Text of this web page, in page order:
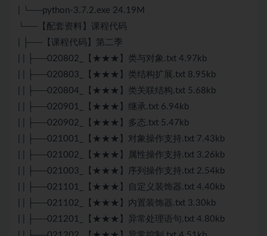
| └──python-3.7.2.exe 24.19M
└──【配套资料】课程代码
| ├──【课程代码】第二季
| | ├──020802_【★★★】类与对象.txt 4.97kb
| | ├──020803_【★★★】类结构扩展.txt 8.95kb
| | ├──020804_【★★★】类关联结构.txt 5.68kb
| | ├──020901_【★★★】继承.txt 6.94kb
| | ├──020902_【★★★】多态.txt 5.47kb
| | ├──021001_【★★★】对象操作支持.txt 7.43kb
| | ├──021002_【★★★】属性操作支持.txt 3.26kb
| | ├──021003_【★★★】序列操作支持.txt 2.54kb
| | ├──021101_【★★★】自定义装饰器.txt 4.40kb
| | ├──021102_【★★★】内置装饰器.txt 3.30kb
| | ├──021201_【★★★】异常处理语句.txt 4.80kb